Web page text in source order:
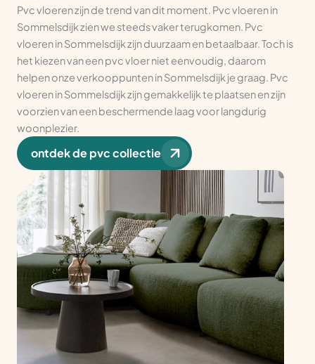
Pvc vloeren zijn de trend van dit moment. Pvc vloeren in
Sommelsdijk zien we steeds vaker terugkomen. Pvc
vloeren in Sommelsdijk zijn duurzaam en betaalbaar. Toch is
het kiezen van een pvc vloer niet eenvoudig, daarom
helpen onze verkooppunten in Sommelsdijk je graag. Pvc
vloeren in Sommelsdijk zijn gemakkelijk te plaatsen en zijn
voorzien van een beschermende laag voor langdurig
woonplezier.
ontdek de pvc collectie